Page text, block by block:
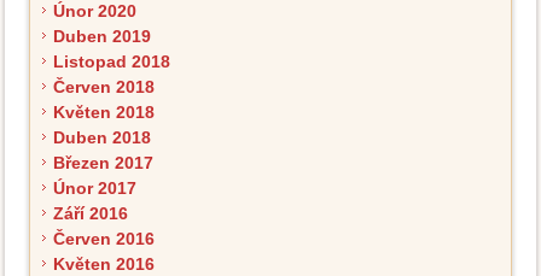
Únor 2020
Duben 2019
Listopad 2018
Červen 2018
Květen 2018
Duben 2018
Březen 2017
Únor 2017
Září 2016
Červen 2016
Květen 2016